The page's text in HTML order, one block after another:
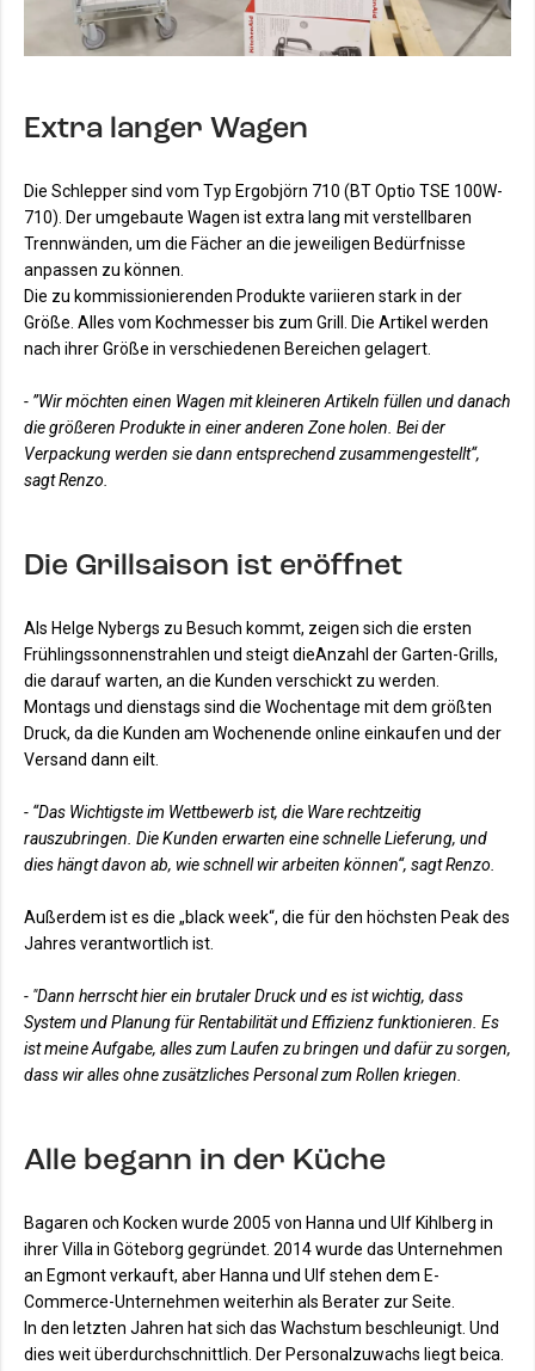
Extra langer Wagen
Die Schlepper sind vom Typ Ergobjörn 710 (BT Optio TSE 100W-
710). Der umgebaute Wagen ist extra lang mit verstellbaren
Trennwänden, um die Fächer an die jeweiligen Bedürfnisse
anpassen zu können.
Die zu kommissionierenden Produkte variieren stark in der
Größe. Alles vom Kochmesser bis zum Grill. Die Artikel werden
nach ihrer Größe in verschiedenen Bereichen gelagert.
- ”Wir möchten einen Wagen mit kleineren Artikeln füllen und danach
die größeren Produkte in einer anderen Zone holen. Bei der
Verpackung werden sie dann entsprechend zusammengestellt“,
sagt Renzo.
Die Grillsaison ist eröffnet
Als Helge Nybergs zu Besuch kommt, zeigen sich die ersten
Frühlingssonnenstrahlen und steigt dieAnzahl der Garten-Grills,
die darauf warten, an die Kunden verschickt zu werden.
Montags und dienstags sind die Wochentage mit dem größten
Druck, da die Kunden am Wochenende online einkaufen und der
Versand dann eilt.
- “Das Wichtigste im Wettbewerb ist, die Ware rechtzeitig
rauszubringen. Die Kunden erwarten eine schnelle Lieferung, und
dies hängt davon ab, wie schnell wir arbeiten können“, sagt Renzo.
Außerdem ist es die „black week“, die für den höchsten Peak des
Jahres verantwortlich ist.
- "Dann herrscht hier ein brutaler Druck und es ist wichtig, dass
System und Planung für Rentabilität und Effizienz funktionieren. Es
ist meine Aufgabe, alles zum Laufen zu bringen und dafür zu sorgen,
dass wir alles ohne zusätzliches Personal zum Rollen kriegen.
Alle begann in der Küche
Bagaren och Kocken wurde 2005 von Hanna und Ulf Kihlberg in
ihrer Villa in Göteborg gegründet. 2014 wurde das Unternehmen
an Egmont verkauft, aber Hanna und Ulf stehen dem E-
Commerce-Unternehmen weiterhin als Berater zur Seite.
In den letzten Jahren hat sich das Wachstum beschleunigt. Und
dies weit überdurchschnittlich. Der Personalzuwachs liegt beica.